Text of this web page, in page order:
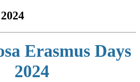
Erasmus Days
2024